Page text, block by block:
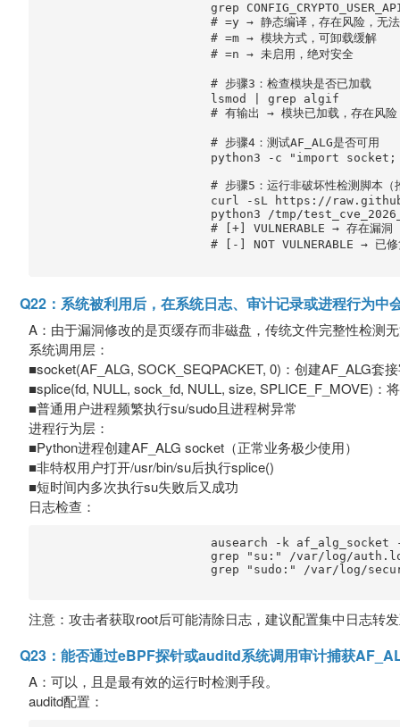
grep
# =y → 静态编译，存在风险，无法
                        # =m → 模块方式，可卸载缓解
                        # =n → 未启用，绝对安全
                        # 步骤3：检查模块是否已加载
                        lsmod | grep algif
                        # 有输出 → 模块已加载，存在风险
                        # 步骤4：测试AF_ALG是否可用
python3 -c "import
# 步骤5：运行非破坏性检测脚本（
curl -sL https://
python3 /tmp/
                        # [+] VULNERABLE → 存在漏洞
# [-] NOT VULNERABLE → 已修
Q22：系统被利用后，在系统日志、审计记录或进程行为中
A：由于漏洞修改的是页缓存而非磁盘，传统文件完整性检测
系统调用层：
■socket(AF_ALG, SOCK_SEQPACKET, 0)：创建AF_ALG套
■splice(fd, NULL, sock_fd, NULL, size, SPLICE_F_MOVE)：
■普通用户进程频繁执行su/sudo且进程树异常
进程行为层：
■Python进程创建AF_ALG socket（正常业务极少使用）
■非特权用户打开/usr/bin/su后执行splice()
■短时间内多次执行su失败后又成功
日志检查：
ausearch -k af_alg_socket
grep "su:" /var/log/
grep "sudo:" /var/log/
注意：攻击者获取root后可能清除日志，建议配置集中日志转
Q23：能否通过eBPF探针或auditd系统调用审计捕获
A：可以，且是最有效的运行时检测手段。
auditd配置：